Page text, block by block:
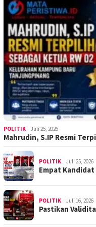
POLITIK Juli 25, 2026
Mahrudin, S.IP Resmi
POLITIK Juli 25, 2026
Empat
POLITIK Juli 16, 2026
Pastikan